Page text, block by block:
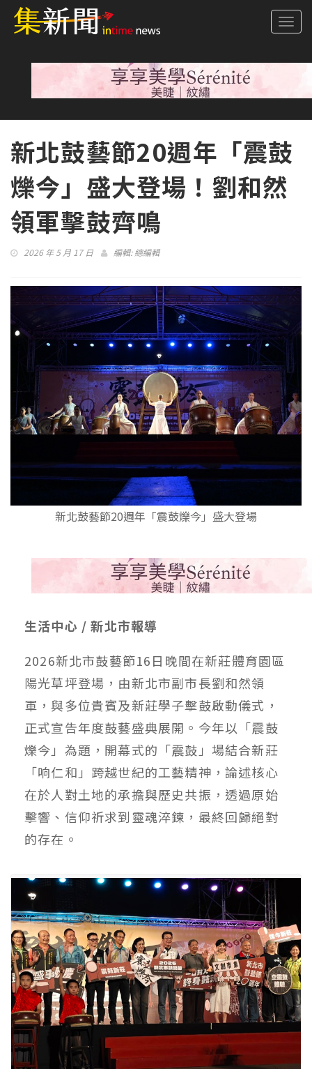
新北鼓藝節20週年「震鼓
爍今」盛大登場！劉和然
領軍擊鼓齊鳴
2026 年 5 月 17 日 編輯:總編輯
新北鼓藝節20週年「震鼓爍今」盛大登場
生活中心 / 新北市報導
2026新北市鼓藝節16日晚間在新莊體育園區
陽光草坪登場，由新北市副市長劉和然領
軍，與多位貴賓及新莊學子擊鼓啟動儀式，
正式宣告年度鼓藝盛典展開。今年以「震鼓
爍今」為題，開幕式的「震鼓」場結合新莊
「响仁和」跨越世紀的工藝精神，論述核心
在於人對土地的承擔與歷史共振，透過原始
擊響、信仰祈求到靈魂淬鍊，最終回歸絕對
的存在。